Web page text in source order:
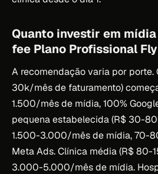
Quanto investir em
fee Plano Profissional
A recomendação varia por porte.
30k/mês de faturamento)
1.500/mês de mídia, 100%
pequena estabelecida (R$ 30-
1.500-3.000/mês de mídia, 70-
Meta Ads. Clínica média (R$ 80-
3.000-5.000/mês de mídia.